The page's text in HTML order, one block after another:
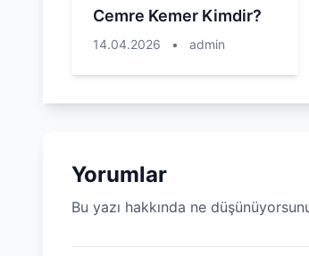
Cemre Kemer Kimdir?
14.04.2026 • admin
Yorumlar
Bu yazı hakkında ne